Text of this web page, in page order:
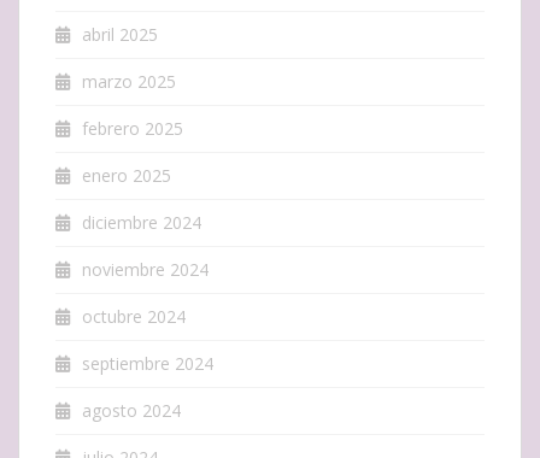
abril 2025
marzo 2025
febrero 2025
enero 2025
diciembre 2024
noviembre 2024
octubre 2024
septiembre 2024
agosto 2024